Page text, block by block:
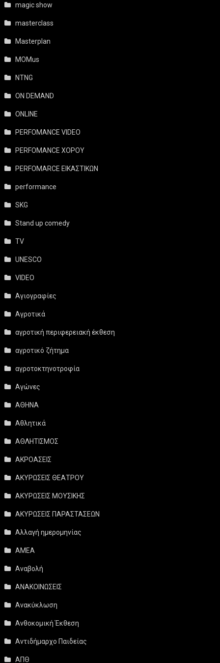
magic show
masterclass
Masterplan
MOMus
NTNG
ON DEMAND
ONLINE
PERFOMANCE VIDEO
PERFOMANCE ΧΟΡΟΥ
PERFOMARCE ΕΙΚΑΣΤΙΚΩΝ
performance
SKG
Stand up comedy
TV
UNESCO
VIDEO
Αγιογραφίες
Αγροτικά
αγροτική περιφερειακή έκθεση
αγροτικό ζήτημα
αγροτοκτηνοτροφία
Αγώνες
ΑΘΗΝΑ
Αθλητικά
ΑΘΛΗΤΙΣΜΟΣ
ΑΚΡΟΑΣΕΙΣ
ΑΚΥΡΩΣΕΙΣ ΘΕΑΤΡΟΥ
ΑΚΥΡΩΣΕΙΣ ΜΟΥΣΙΚΗΣ
ΑΚΥΡΩΣΕΙΣ ΠΑΡΑΣΤΑΣΕΩΝ
Αλλαγή ημερομηνίας
ΑΜΕΑ
Αναβολή
ΑΝΑΚΟΙΝΩΣΕΙΣ
Ανακύκλωση
Ανθοκομική Έκθεση
Αντιδήμαρχο Παιδείας
ΑΠΘ